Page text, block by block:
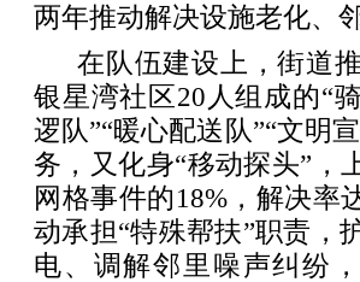
两年推动解决设施老化、
在队伍建设上，街道
银星湾社区20人组成的“
逻队”“暖心配送队”“文明
务，又化身“移动探头”，
网格事件的18%，解决率
动承担“特殊帮扶”职责，
电、调解邻里噪声纠纷